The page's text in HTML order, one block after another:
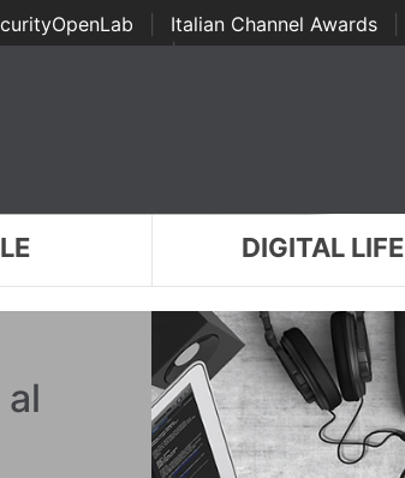
Italian Channel Awards
Awards | ...
DIGITAL LIFE